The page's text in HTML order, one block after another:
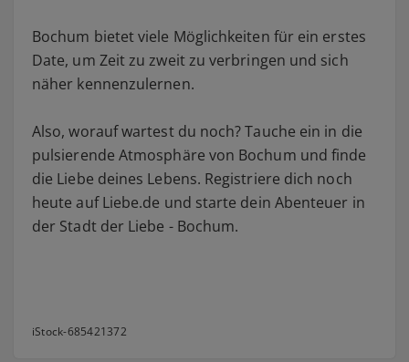
Bochum bietet viele Möglichkeiten für ein erstes
Date, um Zeit zu zweit zu verbringen und sich
näher kennenzulernen.
Also, worauf wartest du noch? Tauche ein in die
pulsierende Atmosphäre von Bochum und finde
die Liebe deines Lebens. Registriere dich noch
heute auf Liebe.de und starte dein Abenteuer in
der Stadt der Liebe - Bochum.
iStock-685421372